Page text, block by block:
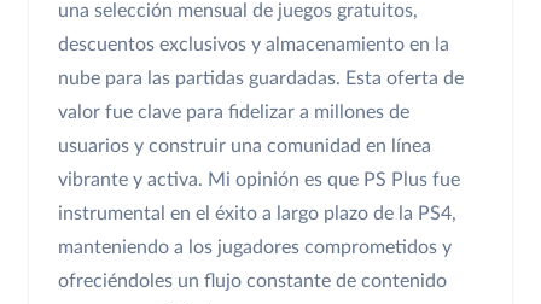
una selección mensual de juegos gratuitos,
descuentos exclusivos y almacenamiento en la
nube para las partidas guardadas. Esta oferta de
valor fue clave para fidelizar a millones de
usuarios y construir una comunidad en línea
vibrante y activa. Mi opinión es que PS Plus fue
instrumental en el éxito a largo plazo de la PS4,
manteniendo a los jugadores comprometidos y
ofreciéndoles un flujo constante de contenido